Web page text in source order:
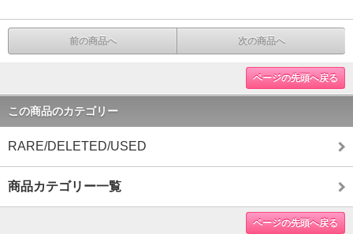
前の商品へ 次の商品へ
ページの先頭へ戻る
この商品のカテゴリー
RARE/DELETED/USED
商品カテゴリー一覧
ページの先頭へ戻る